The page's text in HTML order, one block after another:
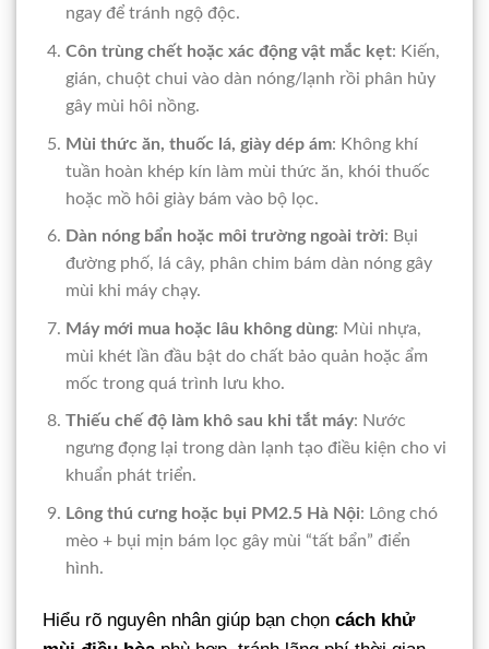
ngay để tránh ngộ độc.
Côn trùng chết hoặc xác động vật mắc kẹt: Kiến,
gián, chuột chui vào dàn nóng/lạnh rồi phân hủy
gây mùi hôi nồng.
Mùi thức ăn, thuốc lá, giày dép ám: Không khí
tuần hoàn khép kín làm mùi thức ăn, khói thuốc
hoặc mồ hôi giày bám vào bộ lọc.
Dàn nóng bẩn hoặc môi trường ngoài trời: Bụi
đường phố, lá cây, phân chim bám dàn nóng gây
mùi khi máy chạy.
Máy mới mua hoặc lâu không dùng: Mùi nhựa,
mùi khét lần đầu bật do chất bảo quản hoặc ẩm
mốc trong quá trình lưu kho.
Thiếu chế độ làm khô sau khi tắt máy: Nước
ngưng đọng lại trong dàn lạnh tạo điều kiện cho vi
khuẩn phát triển.
Lông thú cưng hoặc bụi PM2.5 Hà Nội: Lông chó
mèo + bụi mịn bám lọc gây mùi “tất bẩn” điển
hình.
Hiểu rõ nguyên nhân giúp bạn chọn cách khử